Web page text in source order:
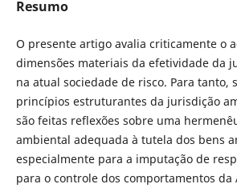
Resumo
O presente artigo avalia criticamente o
dimensões materiais da efetividade da
na atual sociedade de risco. Para tanto,
princípios estruturantes da jurisdição
são feitas reflexões sobre uma
ambiental adequada à tutela dos bens
especialmente para a imputação de
para o controle dos comportamentos da